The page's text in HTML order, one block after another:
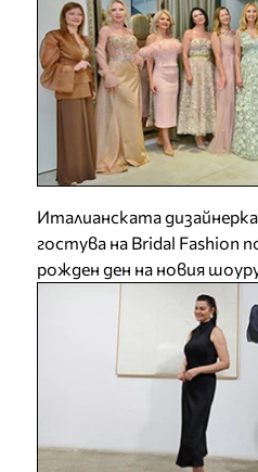
Италианската
гостува на Bridal Fashion
рожден ден на новия